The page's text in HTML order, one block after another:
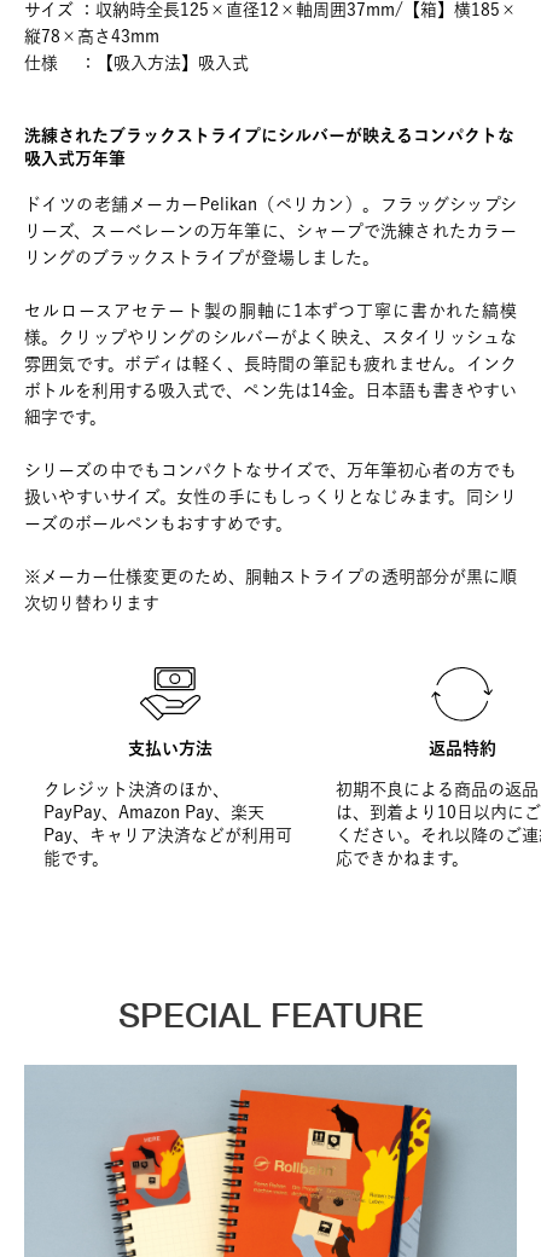
サイズ ：収納時全長125×直径12×軸周囲37mm/【箱】横185×
縦78×高さ43mm
仕様 ：【吸入方法】吸入式
洗練されたブラックストライプにシルバーが映えるコンパクトな
吸入式万年筆
ドイツの老舗メーカーPelikan（ペリカン）。フラッグシップシ
リーズ、スーベレーンの万年筆に、シャープで洗練されたカラー
リングのブラックストライプが登場しました。
セルロースアセテート製の胴軸に1本ずつ丁寧に書かれた縞模
様。クリップやリングのシルバーがよく映え、スタイリッシュな
雰囲気です。ボディは軽く、長時間の筆記も疲れません。インク
ボトルを利用する吸入式で、ペン先は14金。日本語も書きやすい
細字です。
シリーズの中でもコンパクトなサイズで、万年筆初心者の方でも
扱いやすいサイズ。女性の手にもしっくりとなじみます。同シリ
ーズのボールペンもおすすめです。
※メーカー仕様変更のため、胴軸ストライプの透明部分が黒に順
次切り替わります
支払い方法
クレジット決済のほか、
PayPay、Amazon Pay、楽天
Pay、キャリア決済などが利用可
能です。
返品特約
初期不良による商品の返
は、到着より10日以内に
ください。それ以降のご
応できかねます。
SPECIAL FEATURE